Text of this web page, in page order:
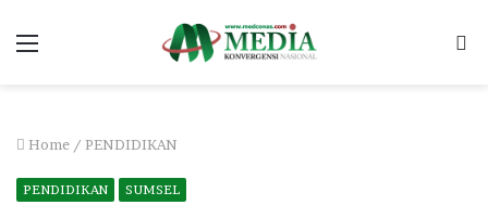
Menu
Home / PENDIDIKAN
PENDIDIKAN SUMSEL